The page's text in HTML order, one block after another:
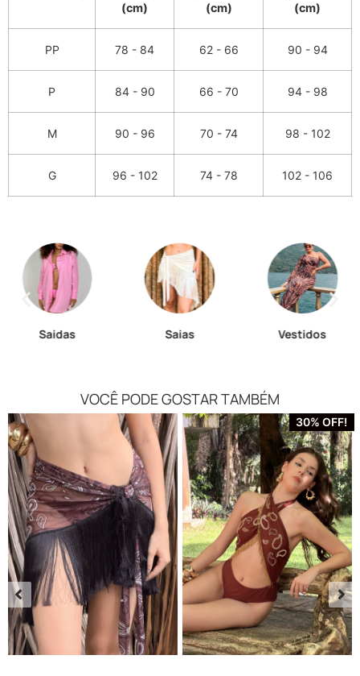
(cm)
(cm)
(cm)
PP 78 - 84 62 - 66 90 - 94
P 84 - 90 66 - 70 94 - 98
M 90 - 96 70 - 74 98 - 102
G 96 - 102 74 - 78 102 - 106
Saidas Saias Vestidos
VOCÊ PODE GOSTAR TAMBÉM
30% OFF!